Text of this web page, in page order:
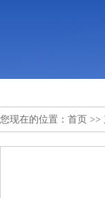
您现在的位置： 首页 >>